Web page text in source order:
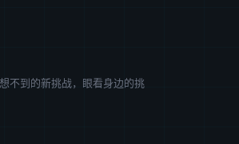
不到的新挑战，眼看身边的挑